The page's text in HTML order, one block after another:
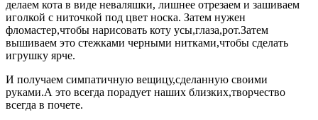
делаем кота в виде неваляшки, лишнее отрезаем и зашиваем
иголкой с ниточкой под цвет носка. Затем нужен
фломастер,чтобы нарисовать коту усы,глаза,рот.Затем
вышиваем это стежками черными нитками,чтобы сделать
игрушку ярче.
И получаем симпатичную вещицу,сделанную своими
руками.А это всегда порадует наших близких,творчество
всегда в почете.